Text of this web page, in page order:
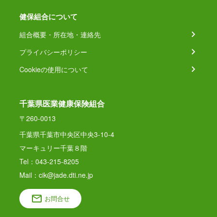
健保組合について
組合概要・所在地・連絡先
プライバシーポリシー
Cookieの使用について
千葉県医業健康保険組合
〒260-0013
千葉県千葉市中央区中央3-10-4
マーキュリー千葉８階
Tel：043-215-8205
Mail：cik@jade.dti.ne.jp
お問合せ